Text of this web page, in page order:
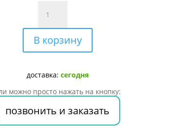
товара
Боро
Плюс
крем
50мл
В корзину
доставка: сегодня
можно просто нажать на кнопку:
позвонить и заказать